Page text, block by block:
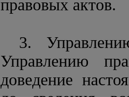
правовых актов.
3.
Управлению
доведение